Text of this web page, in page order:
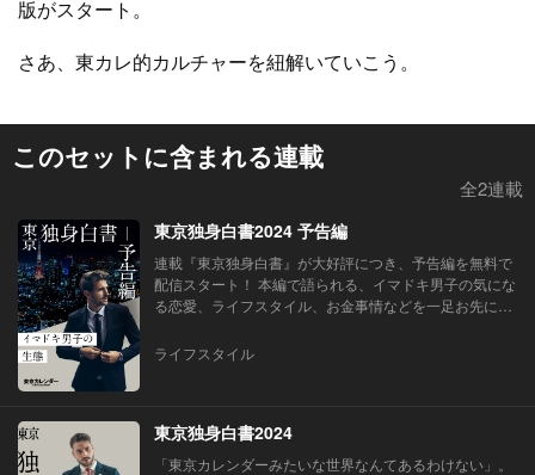
版がスタート。
さあ、東カレ的カルチャーを紐解いていこう。
このセットに含まれる連載
全2連載
東京独身白書2024 予告編
連載『東京独身白書』が大好評につき、予告編を無料で
配信スタート！ 本編で語られる、イマドキ男子の気にな
る恋愛、ライフスタイル、お金事情などを一足お先に、
ライフスタイル
東京独身白書2024
「東京カレンダーみたいな世界なんてあるわけない」。